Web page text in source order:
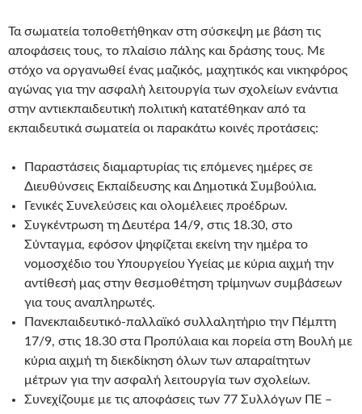
Τα σωματεία τοποθετήθηκαν στη σύσκεψη με βάση τις
αποφάσεις τους, το πλαίσιο πάλης και δράσης τους. Με
στόχο να οργανωθεί ένας μαζικός, μαχητικός και νικηφόρος
αγώνας για την ασφαλή λειτουργία των σχολείων ενάντια
στην αντιεκπαιδευτική πολιτική κατατέθηκαν από τα
εκπαιδευτικά σωματεία οι παρακάτω κοινές προτάσεις:
Παραστάσεις διαμαρτυρίας τις επόμενες ημέρες σε
Διευθύνσεις Εκπαίδευσης και Δημοτικά Συμβούλια.
Γενικές Συνελεύσεις και ολομέλειες προέδρων.
Συγκέντρωση τη Δευτέρα 14/9, στις 18.30, στο
Σύνταγμα, εφόσον ψηφίζεται εκείνη την ημέρα το
νομοσχέδιο του Υπουργείου Υγείας με κύρια αιχμή την
αντίθεσή μας στην θεσμοθέτηση τρίμηνων συμβάσεων
για τους αναπληρωτές.
Πανεκπαιδευτικό-παλλαϊκό συλλαλητήριο την Πέμπτη
17/9, στις 18.30 στα Προπύλαια και πορεία στη Βουλή με
κύρια αιχμή τη διεκδίκηση όλων των απαραίτητων
μέτρων για την ασφαλή λειτουργία των σχολείων.
Συνεχίζουμε με τις αποφάσεις των 77 Συλλόγων ΠΕ –